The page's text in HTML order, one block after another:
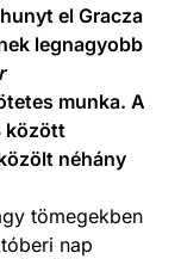
el Gracza
legnagyobb
munka. A
között
néhány
tömegekben
nap